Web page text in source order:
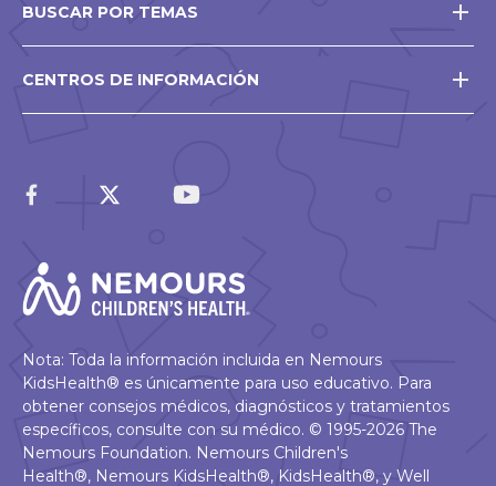
BUSCAR POR TEMAS
CENTROS DE INFORMACIÓN
Nota: Toda la información incluida en Nemours
KidsHealth® es únicamente para uso educativo. Para
obtener consejos médicos, diagnósticos y tratamientos
específicos, consulte con su médico. © 1995-2026 The
Nemours Foundation. Nemours Children's
Health®, Nemours KidsHealth®, KidsHealth®, y Well